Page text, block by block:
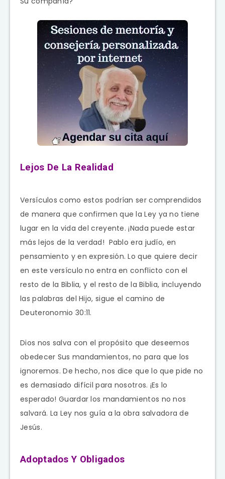
Lejos De La Realidad
Versículos como estos podrían ser comprendidos
de manera que confirmen que la Ley ya no tiene
lugar en la vida del creyente. ¡Nada puede estar
más lejos de la verdad! Pablo era judío, en
pensamiento y en expresión. Lo que quiere decir
en este versículo no entra en conflicto con el
resto de la Biblia, y el resto de la Biblia, incluyendo
las palabras del Hijo, sigue el camino de
Deuteronomio 30:11.
Dios nos salva con el propósito que deseemos
obedecer Sus mandamientos, no para que los
ignoremos. De hecho, nos dice que lo que pide no
es demasiado difícil para nosotros. ¡Es lo
esperado! Guardar los mandamientos no nos
salvará. La Ley nos guía a la obra salvadora de
Jesús.
Adoptados Y Obligados